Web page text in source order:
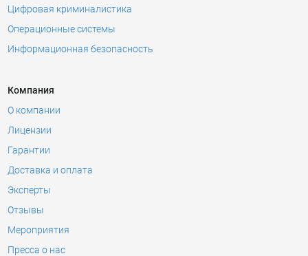
Цифровая криминалистика
Операционные системы
Информационная безопасность
Компания
О компании
Лицензии
Гарантии
Доставка и оплата
Эксперты
Отзывы
Мероприятия
Пресса о нас